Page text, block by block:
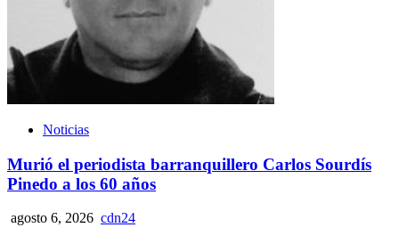
Noticias
Murió el periodista barranquillero Carlos Sourdís
Pinedo a los 60 años
agosto 6, 2026 cdn24